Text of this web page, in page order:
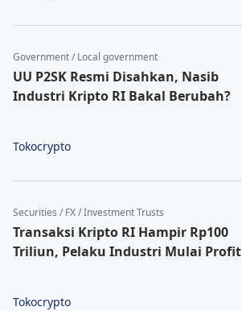
Government / Local government
UU P2SK Resmi Disahkan, Nasib
Industri Kripto RI Bakal Berubah?
Tokocrypto
Securities / FX / Investment Trusts
Transaksi Kripto RI Hampir Rp100
Triliun, Pelaku Industri Mulai Profit
Tokocrypto